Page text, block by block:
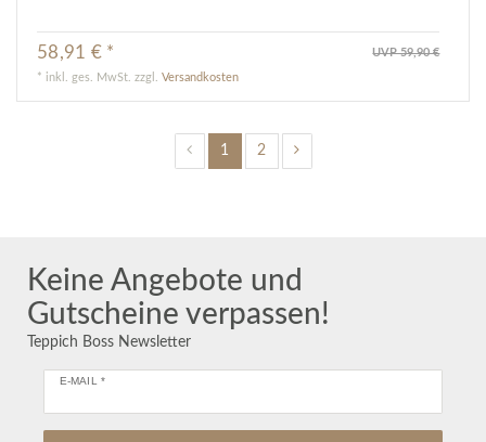
UVP 59,90 €
58,91 € *
* inkl. ges. MwSt. zzgl.Versandkosten
1 2
Keine Angebote und
Gutscheine verpassen!
Teppich Boss Newsletter
E-MAIL *